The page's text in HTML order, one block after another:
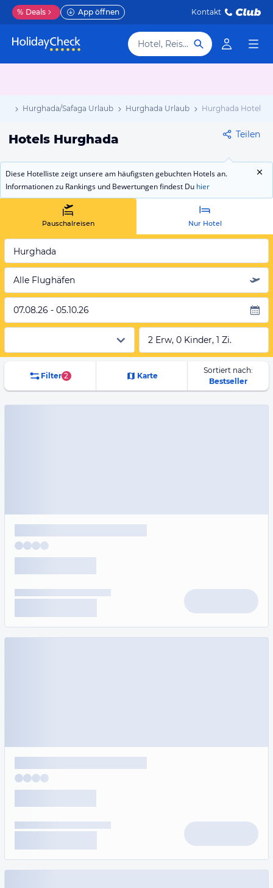
% Deals App öffnen Kontakt
Hotel, Reiseziel
Hurghada/Safaga Urlaub Hurghada Urlaub Hurghada Hotels
Hotels Hurghada Teilen
Diese Hotelliste zeigt unsere am häufigsten gebuchten Hotels an.
Informationen zu Rankings und Bewertungen findest Du hier
Pauschalreisen Nur Hotel
Hurghada
Alle Flughäfen
07.08.26 - 05.10.26
2 Erw, 0 Kinder, 1 Zi.
Filter 2 Karte
Sortiert nach:
Bestseller